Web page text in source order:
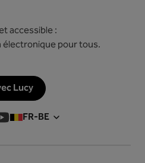
accessible :
électronique pour tous.
Lucy
FR-BE